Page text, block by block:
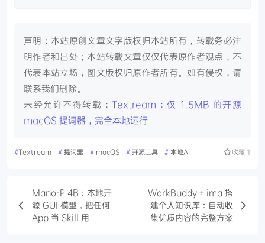
声明：本站原创文章文字版权归本站所有，转载务必注
明作者和出处；本站转载文章仅仅代表原作者观点，不
代表本站立场，图文版权归原作者所有。如有侵权，请
联系我们删除。
未经允许不得转载：Textream：仅 1.5MB 的开源
macOS 提词器，完全本地运行
#Textream # 提词器 # macOS # 开源工具 # 本地AI 收藏 1
Mano-P 4B：本地开
源 GUI 模型，把任何
App 当 Skill 用
WorkBuddy + ima 搭
建个人知识库：自动收
集优质内容的完整方案